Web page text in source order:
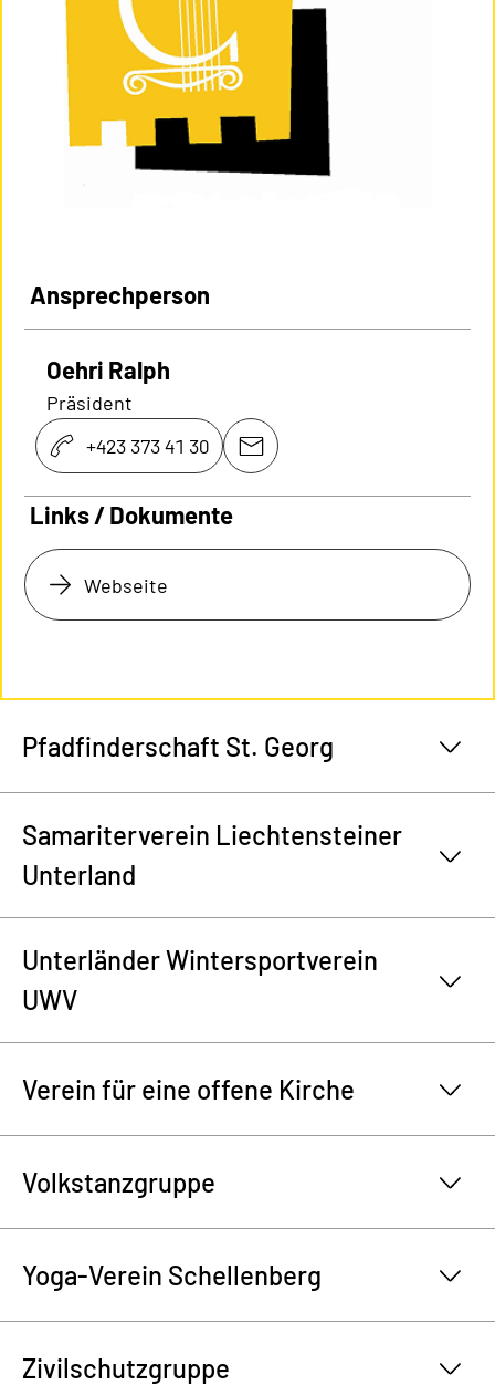
Ansprechperson
Oehri Ralph
Präsident
+423 373 41 30
Links / Dokumente
Webseite
Pfadfinderschaft St. Georg
Samariterverein Liechtensteiner
Unterland
Unterländer Wintersportverein
UWV
Verein für eine offene Kirche
Volkstanzgruppe
Yoga-Verein Schellenberg
Zivilschutzgruppe